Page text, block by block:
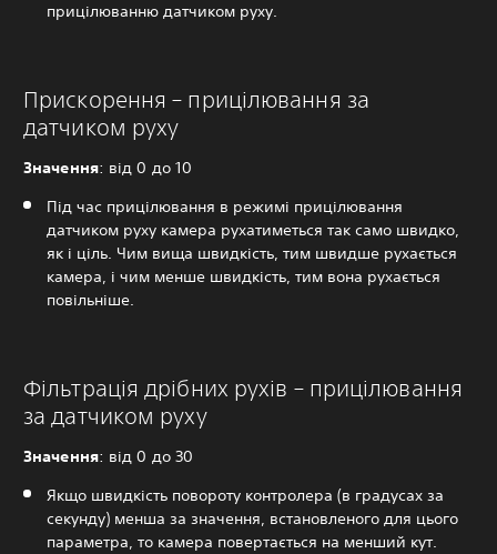
прицілюванню датчиком руху.
Прискорення – прицілювання за
датчиком руху
Значення: від 0 до 10
Під час прицілювання в режимі прицілювання
датчиком руху камера рухатиметься так само швидко,
як і ціль. Чим вища швидкість, тим швидше рухається
камера, і чим менше швидкість, тим вона рухається
повільніше.
Фільтрація дрібних рухів – прицілювання
за датчиком руху
Значення: від 0 до 30
Якщо швидкість повороту контролера (в градусах за
секунду) менша за значення, встановленого для цього
параметра, то камера повертається на менший кут.